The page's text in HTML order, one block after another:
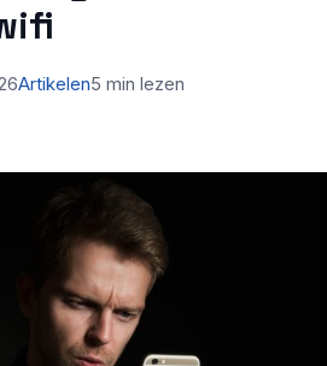
Artikelen5 min lezen